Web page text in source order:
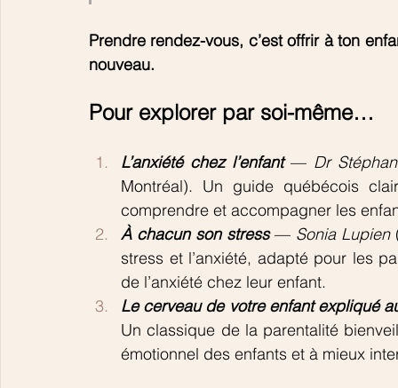
Prendre rendez-vous, c’est offrir à ton
nouveau.
Pour explorer par soi-même…
L’anxiété chez l’enfant — Dr
Montréal). Un guide québécois
comprendre et accompagner les
À chacun son stress — Sonia Lupien
stress et l’anxiété, adapté pour les
de l’anxiété chez leur enfant.
Le cerveau de votre enfant expliqué
Un classique de la parentalité
émotionnel des enfants et à mieux